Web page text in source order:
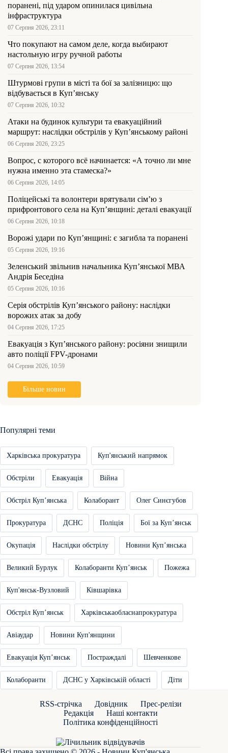
поранені, під ударом опинилася цивільна
інфраструктура
07 Серпня 2026, 23:11
Что покупают на самом деле, когда выбирают
настольную игру ручной работы
07 Серпня 2026, 13:54
Штурмові групи в місті та бої за залізницю: що
відбувається в Куп’янську
07 Серпня 2026, 10:32
Атаки на будинок культури та евакуаційний
маршрут: наслідки обстрілів у Куп’янському районі
06 Серпня 2026, 23:25
Вопрос, с которого всё начинается: «А точно ли мне
нужна именно эта стамеска?»
06 Серпня 2026, 14:05
Поліцейські та волонтери врятували сім’ю з
прифронтового села на Куп’янщині: деталі евакуації
06 Серпня 2026, 10:18
Ворожі удари по Куп’янщині: є загибла та поранені
05 Серпня 2026, 19:16
Зеленський звільнив начальника Купʼянської МВА
Андрія Беседіна
05 Серпня 2026, 10:16
Серія обстрілів Куп’янського району: наслідки
ворожих атак за добу
04 Серпня 2026, 17:25
Евакуація з Куп’янського району: росіяни знищили
авто поліції FPV-дронами
04 Серпня 2026, 10:59
Більше новин
Популярні теми
Харківська прокуратура Куп'янський напрямок
Обстріли Евакуація Війна
Обстріл Купʼянська Колаборант Олег Синєгубов
Прокуратура ДСНС Поліція Бої за Купʼянськ
Окупація Наслідки обстрілу Новини Купʼянська
Великий Бурлук Колаборанти Купʼянськ Пожежа
Куп'янськ-Вузловий Ківшарівка
Обстріл Купʼянськ Харківськаобласнапрокуратура
Авіаудар Новини Куп'янщини
Евакуація Купʼянськ Постраждалі Шевченкове
Колаборанти ДСНС у Харківській області Діти
RSS-стрічка Довідник
Прес-релізи
Редакція
Наші контакти
Політика конфіденційності